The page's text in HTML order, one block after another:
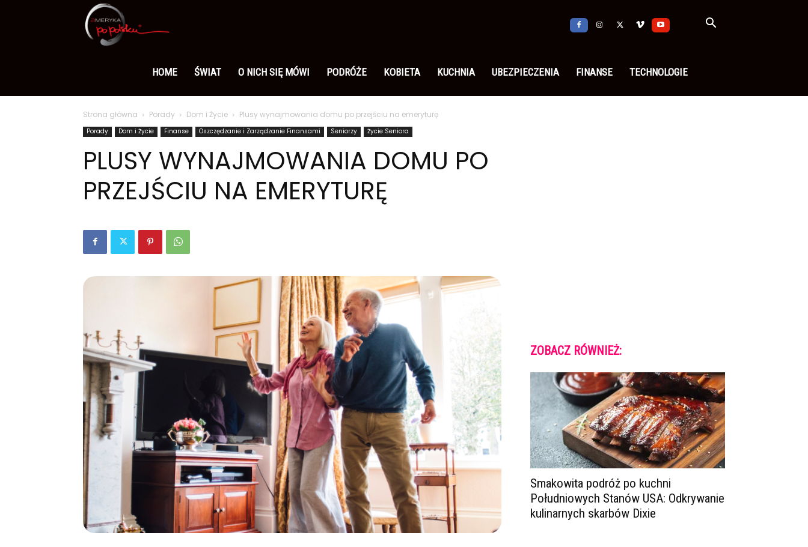
po
polsku
HOME ŚWIAT O NICH SIĘ MÓWI PODRÓŻE KOBIETA KUCHNIA UBEZPIECZENIA FINANSE TECHNOLOGIE
Strona główna Porady Dom i Życie Plusy wynajmowania domu po przejściu na emeryturę
Porady Dom i Życie Finanse Oszczędzanie i Zarządzanie Finansami Seniorzy Życie Seniora
PLUSY WYNAJMOWANIA DOMU PO
PRZEJŚCIU NA EMERYTURĘ
ZOBACZ RÓWNIEŻ:
Smakowita podróż po kuchni
Południowych Stanów USA: Odkrywanie
kulinarnych skarbów Dixie